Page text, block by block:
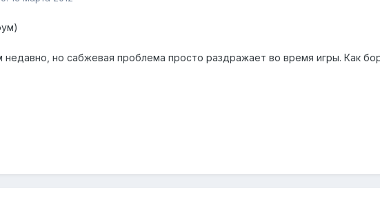
недавно, но сабжевая проблема просто раздражает во время игры. Как